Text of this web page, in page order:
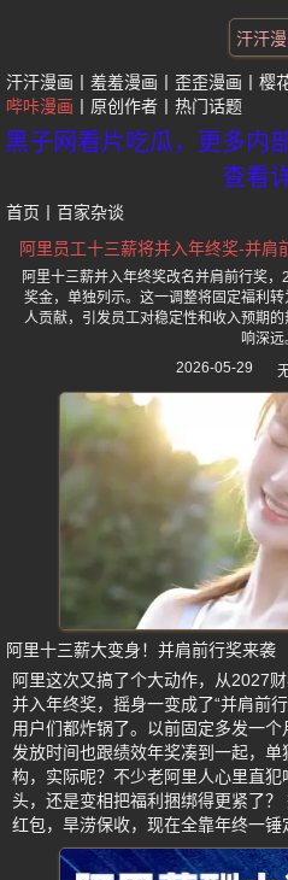
汗汗
汗汗漫画 羞羞漫画 歪歪漫画 樱
哔咔漫画
原创作者 热门话题
黑子网看片吃瓜，更多内
查看
首页 百家杂谈
阿里员工十三薪将并入年终奖-并
阿里十三薪并入年终奖改名并肩前行奖
奖金，单独列示。这一调整将固定福利
人贡献，引发员工对稳定性和收入预期
响深远
2026-05-29
阿里十三薪大变身！并肩前行奖来袭
阿里这次又搞了个大动作，从2027
并入年终奖，摇身一变成了“并肩前
用户们都炸锅了。以前固定多发一个
发放时间也跟绩效年奖凑到一起，
构，实际呢？不少老阿里人心里直
头，还是变相把福利捆绑得更紧了
红包，旱涝保收，现在全靠年终一锤